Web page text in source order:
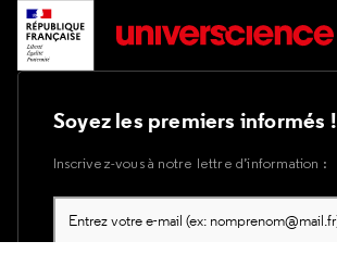
Soyez les premiers informés !
Inscrivez-vous à notre lettre d’information :